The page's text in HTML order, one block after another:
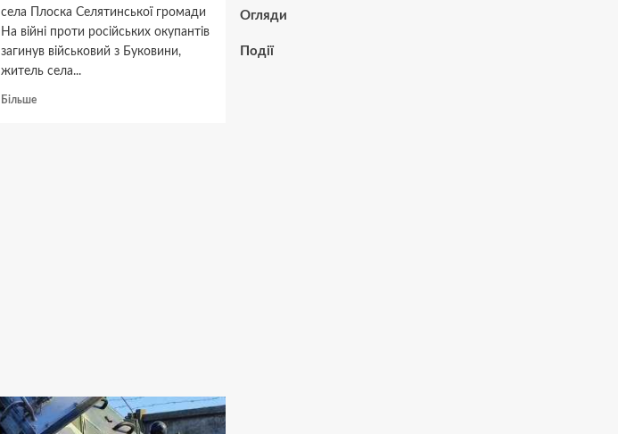
села Плоска Селятинської громади
На війні проти російських окупантів
загинув військовий з Буковини,
житель села...
БільшеДокладніше
Огляди
Події